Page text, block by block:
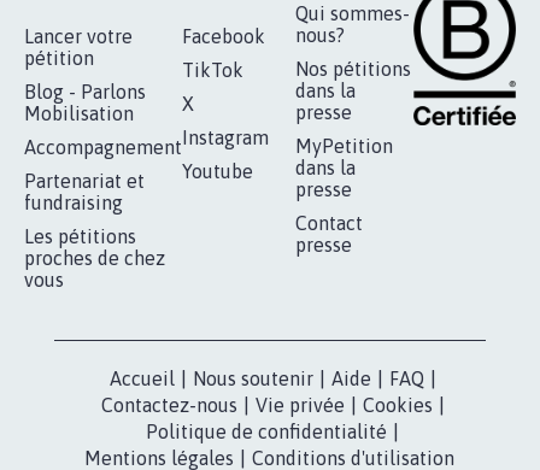
Lancer votre
pétition
Blog - Parlons
Mobilisation
Accompagnement
Partenariat et
fundraising
Les pétitions
proches de chez
vous
Facebook
TikTok
X
Instagram
Youtube
Qui sommes-
nous?
Nos pétitions
dans la
presse
MyPetition
dans la
presse
Contact
presse
Accueil Nous soutenir Aide FAQ
Contactez-nous
Vie privée Cookies
Politique de confidentialité
Mentions légales
Conditions d'utilisation